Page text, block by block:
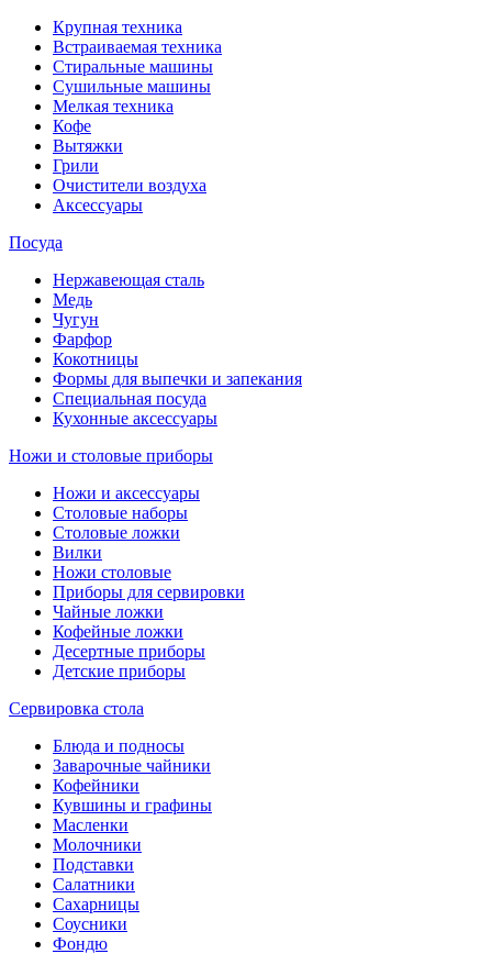
Крупная техника
Встраиваемая техника
Стиральные машины
Сушильные машины
Мелкая техника
Кофе
Вытяжки
Грили
Очистители воздуха
Аксессуары
Посуда
Нержавеющая сталь
Медь
Чугун
Фарфор
Кокотницы
Формы для выпечки и запекания
Специальная посуда
Кухонные аксессуары
Ножи и столовые приборы
Ножи и аксессуары
Столовые наборы
Столовые ложки
Вилки
Ножи столовые
Приборы для сервировки
Чайные ложки
Кофейные ложки
Десертные приборы
Детские приборы
Сервировка стола
Блюда и подносы
Заварочные чайники
Кофейники
Кувшины и графины
Масленки
Молочники
Подставки
Салатники
Сахарницы
Соусники
Фондю